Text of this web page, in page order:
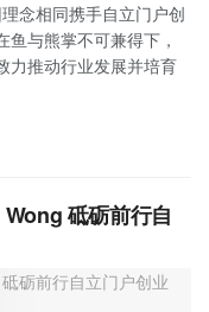
念相同携手自立门户创
与熊掌不可兼得下，
力推动行业发展并培育
砥砺前行自